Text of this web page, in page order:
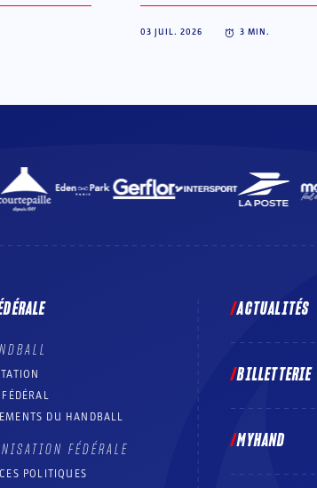
03 JUIL. 2026 3 MIN.
FÉDÉRAL
DU HANDBALL
FÉDÉRALE
POLITIQUES
ACTUALITÉS
BILLETTERIE
MYHAND